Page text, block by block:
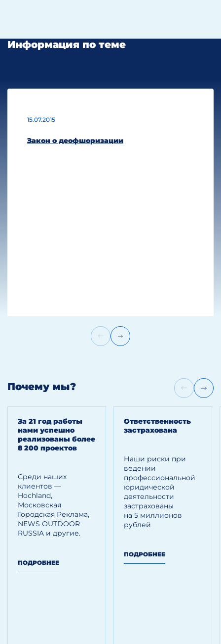
Информация по теме
15.07.2015
Закон о деофшоризации
Почему мы?
За 21 год работы
нами успешно
реализованы более
8 200 проектов
Среди наших
клиентов —
Hoсhland,
Московская
Городская Реклама,
NEWS OUTDOOR
RUSSIA и другие.
ПОДРОБНЕЕ
Ответственность
застрахована
Наши риски при
ведении
профессиональной
юридической
деятельности
застрахованы
на 5 миллионов
рублей
ПОДРОБНЕЕ